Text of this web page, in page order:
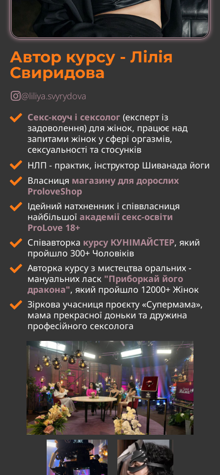
Автор курсу - Лілія
Свиридова
@liliya.svyrydova
Секс-коуч і сексолог (експерт із
задоволення) для жінок, працює над
запитами жінок у сфері оргазмів,
сексуальності та стосунків
НЛП - практик, інструктор Шиванада йоги
Власниця магазину для дорослих
ProloveShop
Ідейний натхненник і співвласниця
найбільшоїакадемії секс-освіти
ProLove 18+
Співавторка курсу КУНІМАЙСТЕР, який
пройшло 300+ Чоловіків
Авторка курсу з мистецтва оральних -
мануальних ласк "Приборкай його
дракона", який пройшло 12000+ Жінок
Зіркова учасниця проєкту «‎Супермама»‎,
мама прекрасної доньки та дружина
професійного сексолога